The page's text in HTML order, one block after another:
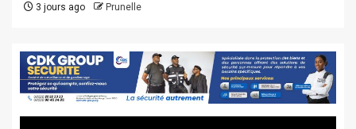
3 jours ago Prunelle